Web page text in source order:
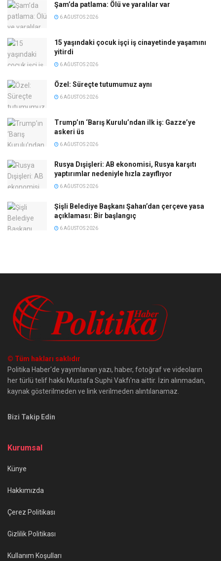
Şam’da patlama: Ölü ve yaralılar var
6 AĞUSTOS 2026
15 yaşındaki çocuk işçi iş cinayetinde yaşamını
yitirdi
6 AĞUSTOS 2026
Özel: Süreçte tutumumuz aynı
6 AĞUSTOS 2026
Trump’ın ‘Barış Kurulu’ndan ilk iş: Gazze’ye
askeri üs
6 AĞUSTOS 2026
Rusya Dışişleri: AB ekonomisi, Rusya karşıtı
yaptırımlar nedeniyle hızla zayıflıyor
6 AĞUSTOS 2026
Şişli Belediye Başkanı Şahan’dan çerçeve yasa
açıklaması: Bir başlangıç
6 AĞUSTOS 2026
© Tüm hakları saklıdır
Politika Haber'de yayımlanan yazı, haber, fotoğraf ve videoların
her türlü telif hakkı Mustafa Suphi Vakfı'na aittir. İzin alınmadan,
kaynak gösterilmeden ve link verilmeden alıntılanamaz.
Bizi Takip Edin
Kurumsal
Künye
Hakkımızda
Çerez Politikası
Gizlilik Politikası
Kullanım Koşulları